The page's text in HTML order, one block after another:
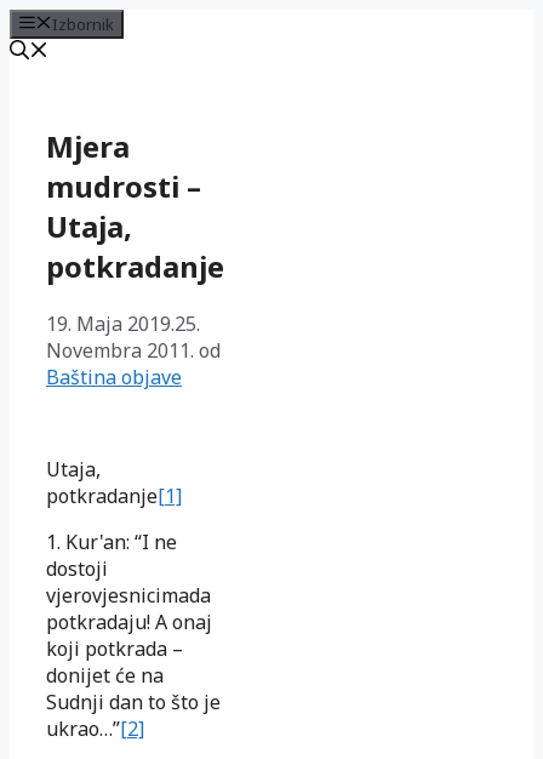
Izbornik
sadržajMjera
mudrosti –
Utaja,
potkradanje
19. Maja 2019.25.
Novembra 2011. od
Baština objave
Utaja,
potkradanje[1]
1. Kur'an: “I ne
dostoji
vjerovjesnicimada
potkradaju! A onaj
koji potkrada –
donijet će na
Sudnji dan to što je
ukrao…”[2]